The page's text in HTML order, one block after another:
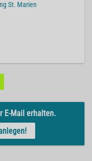
St. Marien
E-Mail erhalten.